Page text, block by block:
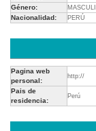
Género:
Nacionalidad: PERÚ
Pagina web
personal:
http://
Pais de
residencia:
Perú